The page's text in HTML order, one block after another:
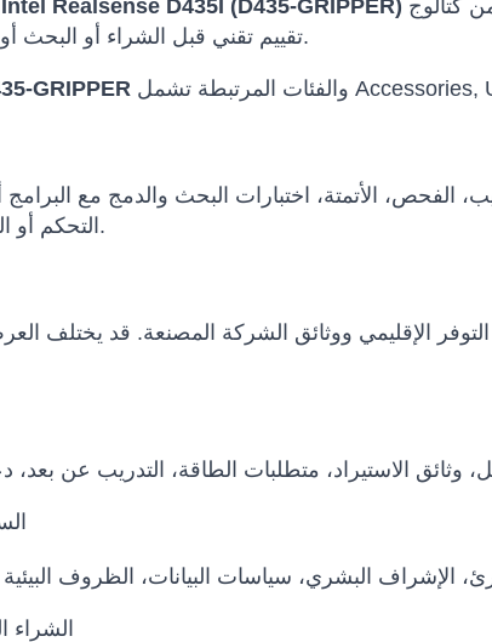
Realsense D435I (D435-GRIPPER)
تقييم تقني قبل الشراء أو البحث أو العروض أو النشر التجاري.
GRIPPER
الفحص، الأتمتة، اختبارات البحث والدمج مع
التحكم أو الشحن أو إجراءات السلامة.
التوفر الإقليمي ووثائق الشركة المصنعة. قد يختلف